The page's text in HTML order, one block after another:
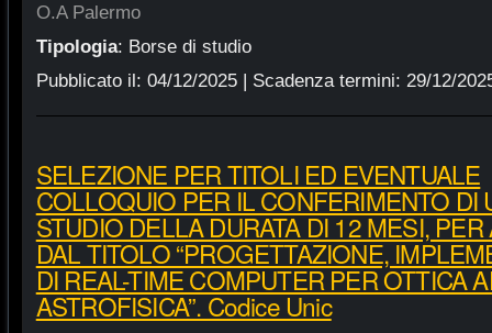
O.A Palermo
Tipologia: Borse di studio
Pubblicato il: 04/12/2025| Scadenza termini: 29/12/
SELEZIONE PER TITOLI ED EVENTUALE
COLLOQUIO PER IL CONFERIMENTO DI
STUDIO DELLA DURATA DI 12 MESI,
DAL TITOLO “PROGETTAZIONE,
DI REAL-TIME COMPUTER PER OTTICA
ASTROFISICA”. Codice Unic